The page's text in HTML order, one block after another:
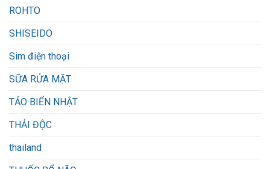
ROHTO
SHISEIDO
Sim điện thoại
SỮA RỬA MẶT
TẢO BIỂN NHẬT
THẢI ĐỘC
thailand